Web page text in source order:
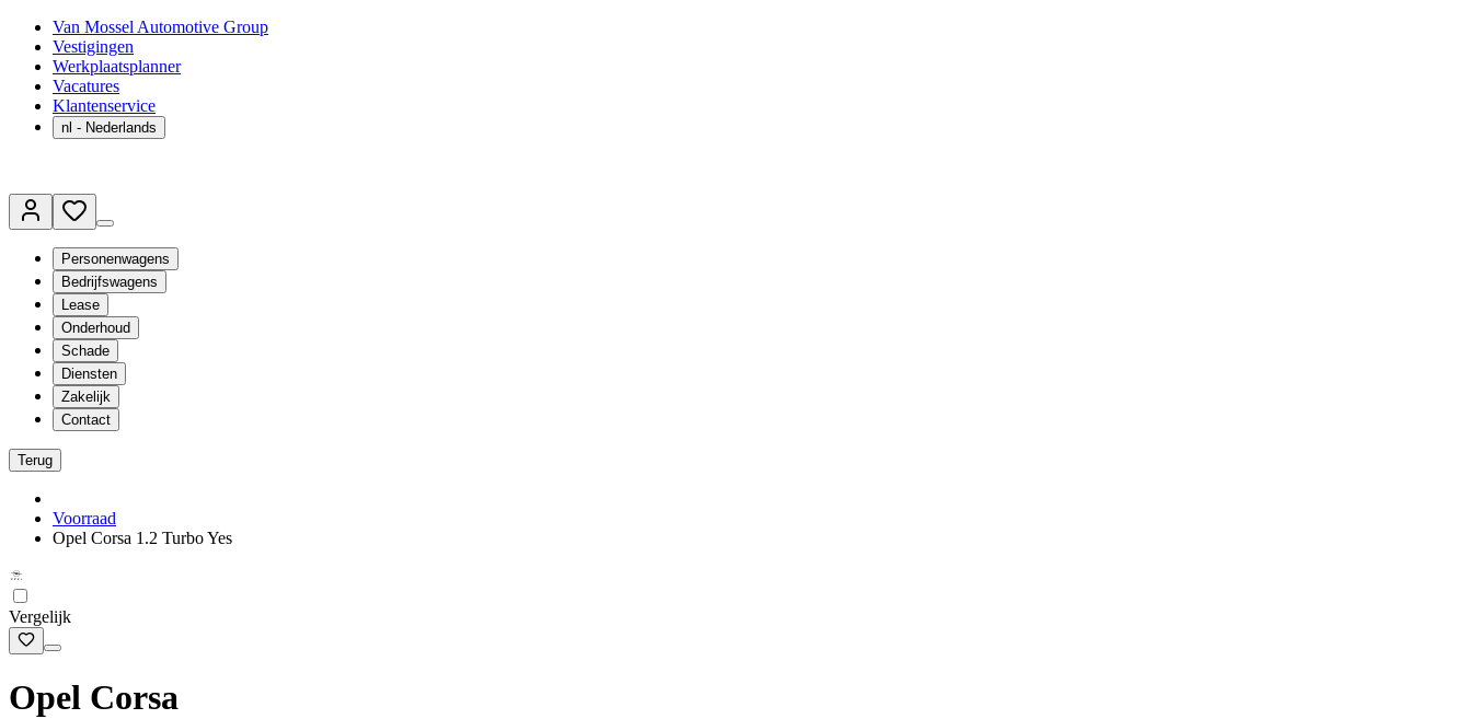
Van Mossel Automotive Group
Vestigingen
Werkplaatsplanner
Vacatures
Klantenservice
nl - Nederlands
Personenwagens
Bedrijfswagens
Lease
Onderhoud
Schade
Diensten
Zakelijk
Contact
Terug
Voorraad
Opel Corsa 1.2 Turbo Yes
Vergelijk
Opel Corsa